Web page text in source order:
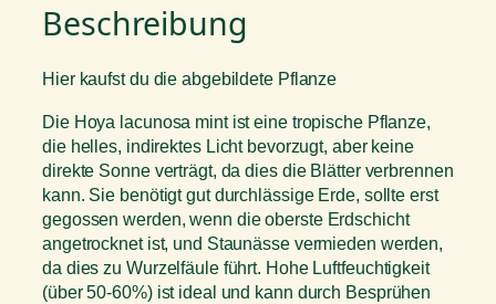
Beschreibung
Hier kaufst du die abgebildete Pflanze
Die Hoya lacunosa mint ist eine tropische Pflanze,
die helles, indirektes Licht bevorzugt, aber keine
direkte Sonne verträgt, da dies die Blätter verbrennen
kann. Sie benötigt gut durchlässige Erde, sollte erst
gegossen werden, wenn die oberste Erdschicht
angetrocknet ist, und Staunässe vermieden werden,
da dies zu Wurzelfäule führt. Hohe Luftfeuchtigkeit
(über 50-60%) ist ideal und kann durch Besprühen